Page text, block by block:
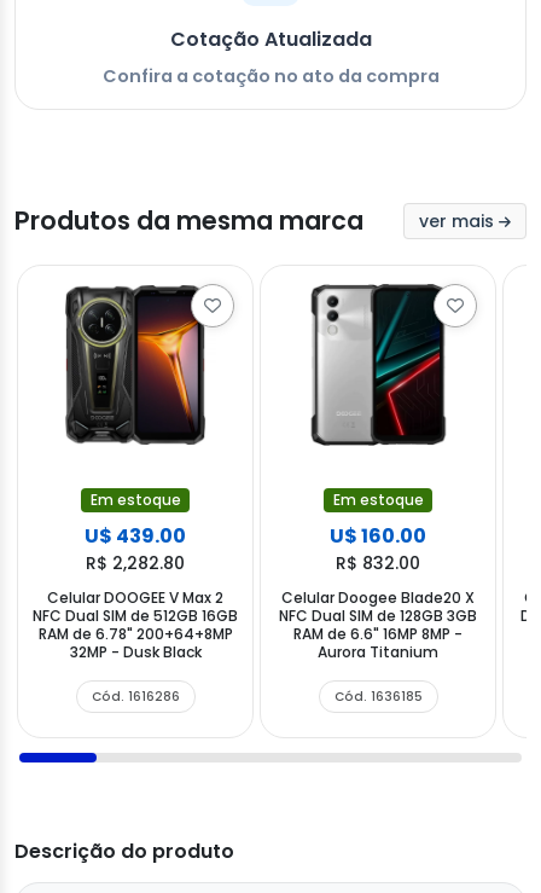
Cotação Atualizada
Confira a cotação no ato da compra
Produtos da mesma marca ver mais
Em estoque
U$ 439.00
R$ 2,282.80
Celular DOOGEE V Max 2
NFC Dual SIM de 512GB 16GB
RAM de 6.78" 200+64+8MP
32MP - Dusk Black
Cód. 1616286
Em estoque
U$ 160.00
R$ 832.00
Celular Doogee Blade20 X
NFC Dual SIM de 128GB 3GB
RAM de 6.6" 16MP 8MP -
Aurora Titanium
Cód. 1636185
Descrição do produto